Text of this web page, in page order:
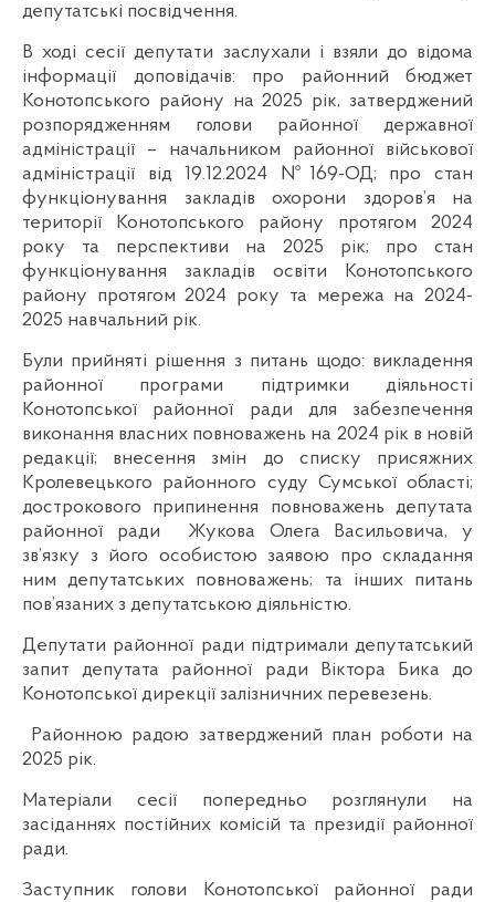
депутатські посвідчення.
В ході сесії депутати заслухали і взяли до відома
інформації доповідачів: про районний бюджет
Конотопського району на 2025 рік, затверджений
розпорядженням голови районної державної
адміністрації – начальником районної військової
адміністрації від 19.12.2024 №169-ОД; про стан
функціонування закладів охорони здоров’я на
території Конотопського району протягом 2024
року та перспективи на 2025 рік; про стан
функціонування закладів освіти Конотопського
району протягом 2024 року та мережа на 2024-
2025 навчальний рік.
Були прийняті рішення з питань щодо: викладення
районної програми підтримки діяльності
Конотопської районної ради для забезпечення
виконання власних повноважень на 2024 рік в новій
редакції; внесення змін до списку присяжних
Кролевецького районного суду Сумської області;
дострокового припинення повноважень депутата
районної ради Жукова Олега Васильовича, у
зв’язку з його особистою заявою про складання
ним депутатських повноважень; та інших питань
пов’язаних з депутатською діяльністю.
Депутати районної ради підтримали депутатський
запит депутата районної ради Віктора Бика до
Конотопської дирекції залізничних перевезень.
Районною радою затверджений план роботи на
2025 рік.
Матеріали сесії попередньо розглянули на
засіданнях постійних комісій та президії районної
ради.
Заступник голови Конотопської районної ради